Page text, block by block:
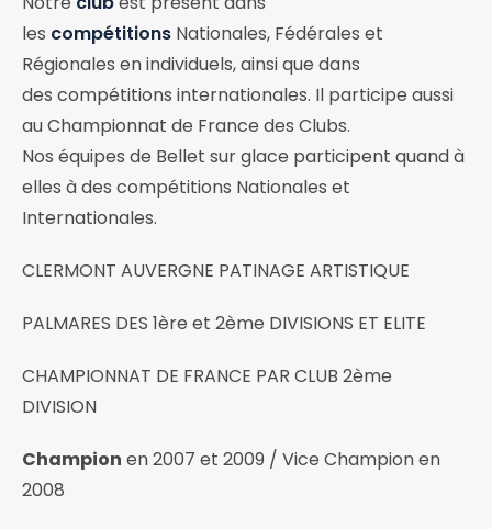
les compétitions Nationales, Fédérales et
Régionales en individuels, ainsi que dans
des compétitions internationales. Il participe aussi
au Championnat de France des Clubs.
Nos équipes de Bellet sur glace participent quand à
elles à des compétitions Nationales et
Internationales.
CLERMONT AUVERGNE PATINAGE ARTISTIQUE
PALMARES DES 1ère et 2ème DIVISIONS ET ELITE
CHAMPIONNAT DE FRANCE PAR CLUB 2ème
DIVISION
Champion en 2007 et 2009 / Vice Champion en
2008